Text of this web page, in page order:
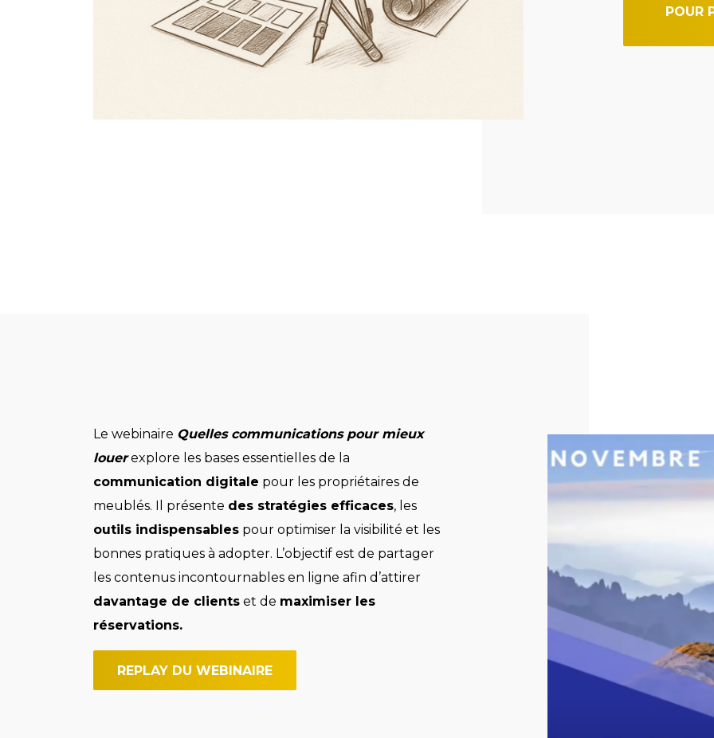
POUR
Le webinaire Quelles communications pour mieux
louerexplore les bases essentielles de la
communication digitale pour les propriétaires de
meublés. Il présente des stratégies efficaces, les
outils indispensables pour optimiser la visibilité et les
bonnes pratiques à adopter. L’objectif est de partager
les contenus incontournables en ligne afin d’attirer
davantage de clients et de maximiser les
réservations.
REPLAY DU WEBINAIRE